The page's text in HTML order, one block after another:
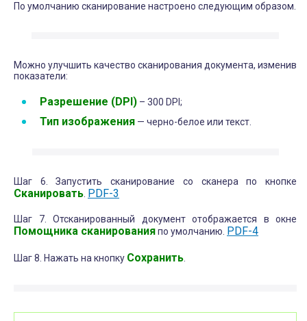
По умолчанию сканирование настроено следующим образом.
Можно улучшить качество сканирования документа, изменив
показатели:
Разрешение (DPI) – 300 DPI;
Тип изображения — черно-белое или текст.
Шаг 6. Запустить сканирование со сканера по кнопке
Сканировать PDF-3
Шаг 7. Отсканированный документ отображается в окне
Помощника сканированияпо умолчанию. PDF-4
Шаг 8. Нажать на кнопку Сохранить